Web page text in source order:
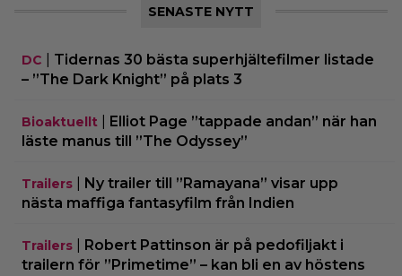
SENASTE NYTT
DC
Tidernas 30 bästa superhjältefilmer listade
– ”The Dark Knight” på plats 3
Bioaktuellt
Elliot Page ”tappade andan” när han
läste manus till ”The Odyssey”
Trailers
Ny trailer till ”Ramayana” visar upp
nästa maffiga fantasyfilm från Indien
Trailers
Robert Pattinson är på pedofiljakt i
trailern för ”Primetime” – kan bli en av höstens